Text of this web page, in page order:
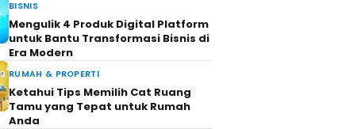
BISNIS
Mengulik 4 Produk Digital Platform
untuk Bantu Transformasi Bisnis di
Era Modern
RUMAH & PROPERTI
Ketahui Tips Memilih Cat Ruang
Tamu yang Tepat untuk Rumah
Anda